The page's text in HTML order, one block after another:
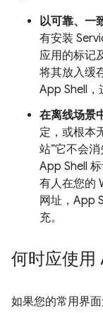
以可靠、一
有安装
应用的标记
将其放入缓
App Shell，
在离线场景
定，或根本
站”它不会
App Shell
有人在您的
网址，App
充。
何时应使用
如果您的常用界